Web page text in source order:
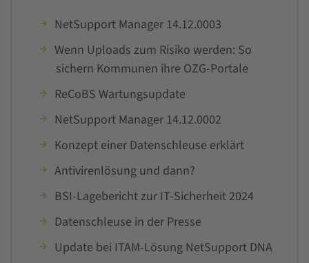
NetSupport Manager 14.12.0003
Wenn Uploads zum Risiko werden: So
sichern Kommunen ihre OZG-Portale
ReCoBS Wartungsupdate
NetSupport Manager 14.12.0002
Konzept einer Datenschleuse erklärt
Antivirenlösung und dann?
BSI-Lagebericht zur IT-Sicherheit 2024
Datenschleuse in der Presse
Update bei ITAM-Lösung NetSupport DNA